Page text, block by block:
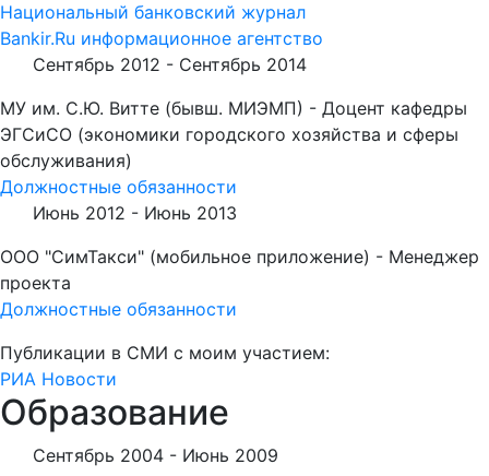
Национальный банковский журнал
Bankir.Ru информационное агентство
Сентябрь 2012 - Сентябрь 2014
МУ им. С.Ю. Витте (бывш. МИЭМП) - Доцент кафедры
ЭГСиСО (экономики городского хозяйства и сферы
обслуживания)
Должностные обязанности
Июнь 2012 - Июнь 2013
ООО "СимТакси" (мобильное приложение) - Менеджер
проекта
Должностные обязанности
Публикации в СМИ с моим участием:
РИА Новости
Образование
Сентябрь 2004 - Июнь 2009